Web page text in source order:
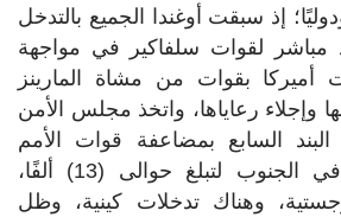
إذ سبقت أوغندا الجميع بالتدخل
مباشر لقوات سلفاكير في مواجهة
بقوات من مشاة المارينز
وإجلاء رعاياها، واتخذ مجلس الأمن
السابع بمضاعفة قوات الأمم
المتحدة المتواجدة في الجنوب لتبلغ حوالى (13) ألفًا،
وهناك تدخلات كينية، وظل